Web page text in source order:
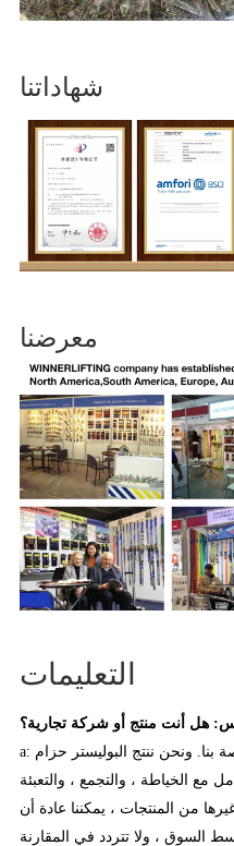
شهاداتنا
معرضنا
التعليمات
هل أنت منتج أو شركة تجارية؟
a: نحن شركة تصنيع مع مصنع الخاصة بنا. ونحن ننتج البوليستر حزام
مع الخياطة ، والتجمع ، والتعبئة
من المنتجات ، يمكننا عادة أن
السوق ، ولا تتردد في المقارنة